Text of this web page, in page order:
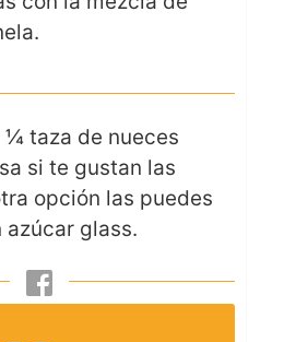
¼ taza de nueces
si te gustan las
opción las puedes
azúcar glass.